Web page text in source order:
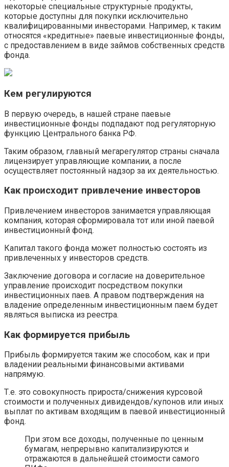
некоторые специальные структурные продукты,
которые доступны для покупки исключительно
квалифицированными инвесторами. Например, к таким
относятся «кредитные» паевые инвестиционные фонды,
с предоставлением в виде займов собственных средств
фонда.
Кем регулируются
В первую очередь, в нашей стране паевые
инвестиционные фонды подпадают под регуляторную
функцию Центрального банка РФ.
Таким образом, главный мегарегулятор страны сначала
лицензирует управляющие компании, а после
осуществляет постоянный надзор за их деятельностью.
Как происходит привлечение инвесторов
Привлечением инвесторов занимается управляющая
компания, которая сформировала тот или иной паевой
инвестиционный фонд.
Капитал такого фонда может полностью состоять из
привлеченных у инвесторов средств.
Заключение договора и согласие на доверительное
управление происходит посредством покупки
инвестиционных паев. А правом подтверждения на
владение определенным инвестиционным паем будет
являться выписка из реестра.
Как формируется прибыль
Прибыль формируется таким же способом, как и при
владении реальными финансовыми активами
напрямую.
Т.е. это совокупность прироста/снижения курсовой
стоимости и полученных дивидендов/купонов или иных
выплат по активам входящим в паевой инвестиционный
фонд.
При этом все доходы, полученные по ценным
бумагам, непрерывно капитализируются и
отражаются в дальнейшей стоимости самого